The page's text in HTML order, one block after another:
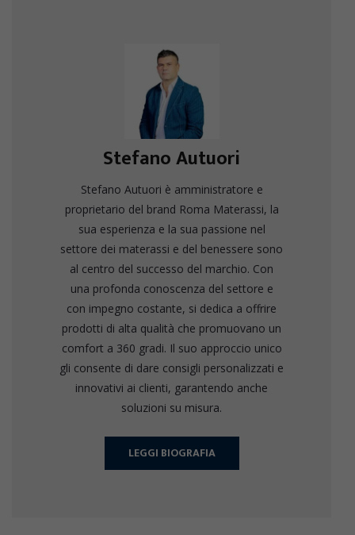
Stefano Autuori
Stefano Autuori è amministratore e
proprietario del brand Roma Materassi, la
sua esperienza e la sua passione nel
settore dei materassi e del benessere sono
al centro del successo del marchio. Con
una profonda conoscenza del settore e
con impegno costante, si dedica a offrire
prodotti di alta qualità che promuovano un
comfort a 360 gradi. Il suo approccio unico
gli consente di dare consigli personalizzati e
innovativi ai clienti, garantendo anche
soluzioni su misura.
LEGGI BIOGRAFIA